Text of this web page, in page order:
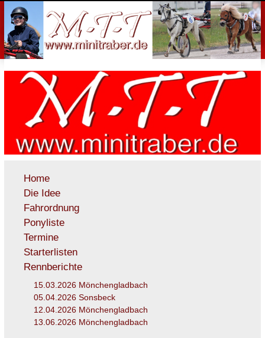
Home
Die Idee
Fahrordnung
Ponyliste
Termine
Starterlisten
Rennberichte
15.03.2026 Mönchengladbach
05.04.2026 Sonsbeck
12.04.2026 Mönchengladbach
13.06.2026 Mönchengladbach